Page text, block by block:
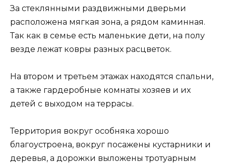
За стеклянными раздвижными дверьми
расположена мягкая зона, а рядом каминная.
Так как в семье есть маленькие дети, на полу
везде лежат ковры разных расцветок.
На втором и третьем этажах находятся спальни,
а также гардеробные комнаты хозяев и их
детей с выходом на террасы.
Территория вокруг особняка хорошо
благоустроена, вокруг посажены кустарники и
деревья, а дорожки выложены тротуарным